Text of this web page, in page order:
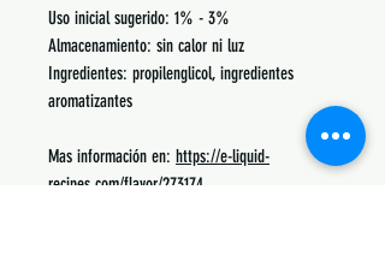
Uso inicial sugerido: 1% - 3%
Almacenamiento: sin calor ni luz
Ingredientes: propilenglicol, ingredientes
aromatizantes
Mas información en: https://e-liquid-
recipes.com/flavor/273174